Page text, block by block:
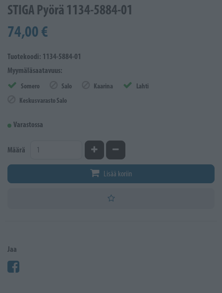
STIGA Pyörä 1134-5884-01
74,00 €
Tuotekoodi: 1134-5884-01
Myymäläsaatavuus:
Somero Salo Kaarina
Lahti
Keskusvarasto Salo
Varastossa
Määrä Kasvata määrääVähennä määrää
Lisää koriin
Jaa